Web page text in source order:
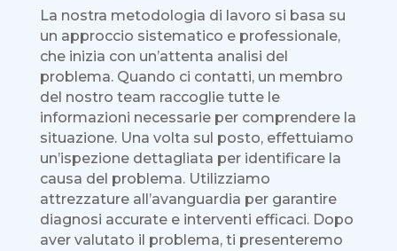
La nostra metodologia di lavoro si basa su
un approccio sistematico e professionale,
che inizia con un’attenta analisi del
problema. Quando ci contatti, un membro
del nostro team raccoglie tutte le
informazioni necessarie per comprendere la
situazione. Una volta sul posto, effettuiamo
un’ispezione dettagliata per identificare la
causa del problema. Utilizziamo
attrezzature all’avanguardia per garantire
diagnosi accurate e interventi efficaci. Dopo
aver valutato il problema, ti presenteremo